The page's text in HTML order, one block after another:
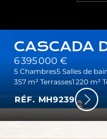
CASCADA
6 395 000 €
5 Chambres5 Salles de
357 m² Terrasses1 220 m²
RÉF. MH9239